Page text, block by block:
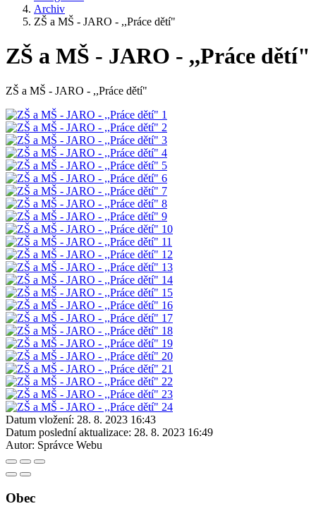
Archiv
ZŠ a MŠ - JARO - ,,Práce dětí"
ZŠ a MŠ - JARO - ,,Práce dětí"
ZŠ a MŠ - JARO - ,,Práce dětí"
Datum vložení: 28. 8. 2023 16:43
Datum poslední aktualizace: 28. 8. 2023 16:49
Autor: Správce Webu
Obec